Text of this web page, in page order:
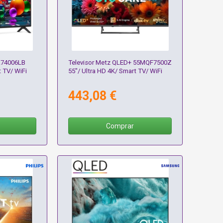
TV/ WiFi
Televisor Metz QLED+ 55MQF7500Z
55"/ Ultra HD 4K/ Smart TV/ WiFi
443,08 €
Comprar